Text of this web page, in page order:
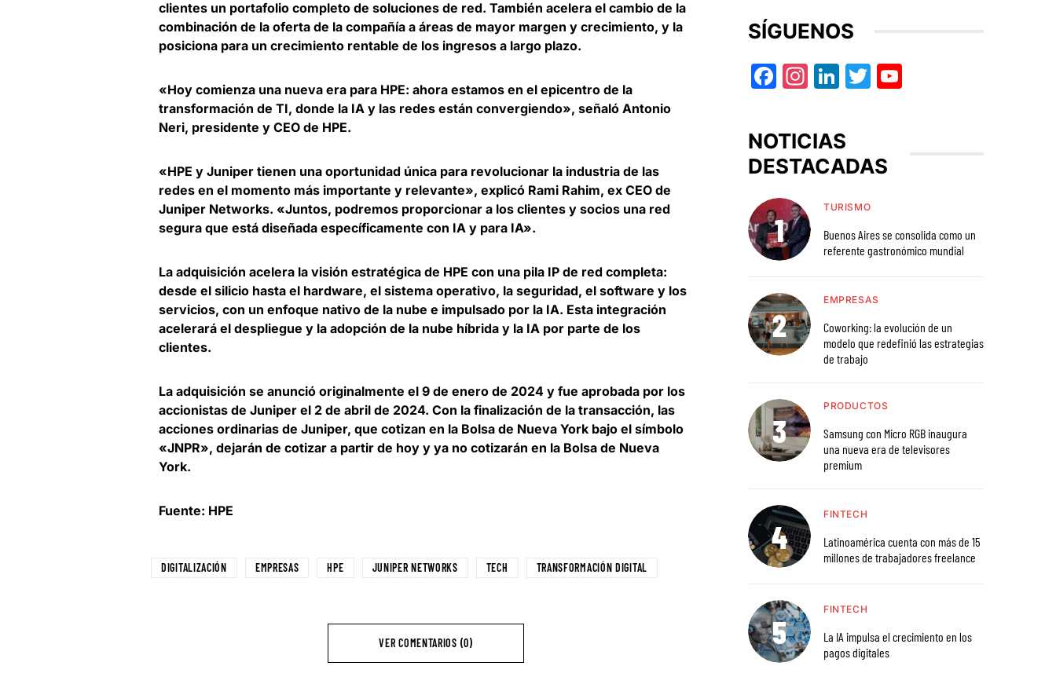
clientes un portafolio completo de soluciones de red. También acelera el cambio de la
combinación de la oferta de la compañía a áreas de mayor margen y crecimiento, y la
posiciona para un crecimiento rentable de los ingresos a largo plazo.
«Hoy comienza una nueva era para HPE: ahora estamos en el epicentro de la
transformación de TI, donde la IA y las redes están convergiendo», señaló Antonio
Neri, presidente y CEO de HPE.
«HPE y Juniper tienen una oportunidad única para revolucionar la industria de las
redes en el momento más importante y relevante», explicó Rami Rahim, ex CEO de
Juniper Networks. «Juntos, podremos proporcionar a los clientes y socios una red
segura que está diseñada específicamente con IA y para IA».
La adquisición acelera la visión estratégica de HPE con una pila IP de red completa:
desde el silicio hasta el hardware, el sistema operativo, la seguridad, el software y los
servicios, con un enfoque nativo de la nube e impulsado por la IA. Esta integración
acelerará el despliegue y la adopción de la nube híbrida y la IA por parte de los
clientes.
La adquisición se anunció originalmente el 9 de enero de 2024 y fue aprobada por los
accionistas de Juniper el 2 de abril de 2024. Con la finalización de la transacción, las
acciones ordinarias de Juniper, que cotizan en la Bolsa de Nueva York bajo el símbolo
«JNPR», dejarán de cotizar a partir de hoy y ya no cotizarán en la Bolsa de Nueva
York.
Fuente: HPE
DIGITALIZACIÓN EMPRESAS HPE JUNIPER NETWORKS TECH TRANSFORMACIÓN DIGITAL
VER COMENTARIOS (0)
SÍGUENOS
Facebook
Instagram
LinkedIn
Twitter
NOTICIAS
DESTACADAS
TURISMO
Buenos Aires se consolida como un
referente gastronómico mundial
EMPRESAS
Coworking: la evolución de un
modelo que redefinió las estrategias
de trabajo
PRODUCTOS
Samsung con Micro RGB inaugura
una nueva era de televisores
premium
FINTECH
Latinoamérica cuenta con más de 15
millones de trabajadores freelance
FINTECH
La IA impulsa el crecimiento en los
pagos digitales